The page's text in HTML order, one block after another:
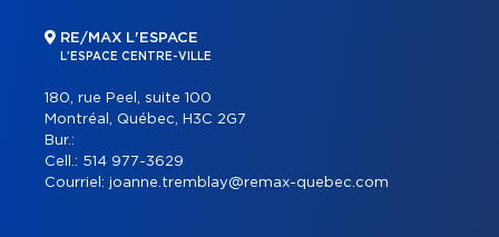
RE/MAX L'ESPACE
L'ESPACE CENTRE-VILLE
180, rue Peel, suite 100
Montréal, Québec, H3C 2G7
Bur.:
Cell.: 514 977-3629
Courriel: joanne.tremblay@remax-quebec.com